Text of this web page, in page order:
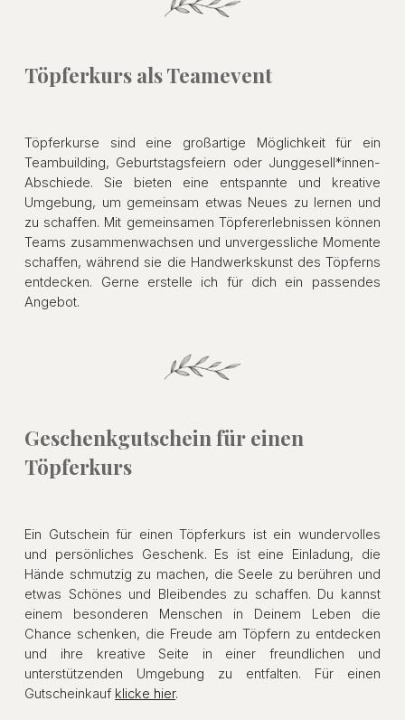
Töpferkurs als Teamevent
Töpferkurse sind eine großartige Möglichkeit für ein
Teambuilding, Geburtstagsfeiern oder Junggesell*innen-
Abschiede. Sie bieten eine entspannte und kreative
Umgebung, um gemeinsam etwas Neues zu lernen und
zu schaffen. Mit gemeinsamen Töpfererlebnissen können
Teams zusammenwachsen und unvergessliche Momente
schaffen, während sie die Handwerkskunst des Töpferns
entdecken. Gerne erstelle ich für dich ein passendes
Angebot.
Geschenkgutschein für einen
Töpferkurs
Ein Gutschein für einen Töpferkurs ist ein wundervolles
und persönliches Geschenk. Es ist eine Einladung, die
Hände schmutzig zu machen, die Seele zu berühren und
etwas Schönes und Bleibendes zu schaffen. Du kannst
einem besonderen Menschen in Deinem Leben die
Chance schenken, die Freude am Töpfern zu entdecken
und ihre kreative Seite in einer freundlichen und
unterstützenden Umgebung zu entfalten. Für einen
Gutscheinkauf klicke hier.